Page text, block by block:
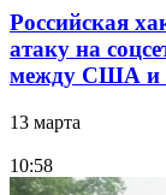
Российская
атаку на
между США и
13 марта
10:58